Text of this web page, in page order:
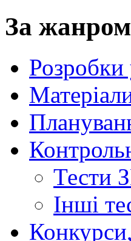
За жанром
Розробки
Тести
Інші